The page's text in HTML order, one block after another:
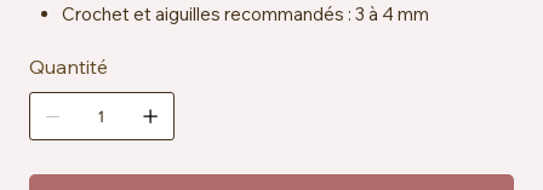
Crochet et aiguilles recommandés : 3 à 4 mm
Certification : OEKO-TEX® Standard 100
Particularités : vegan, résistant à la salive
Entretien : lavable en machine à 30 °C
Quantité